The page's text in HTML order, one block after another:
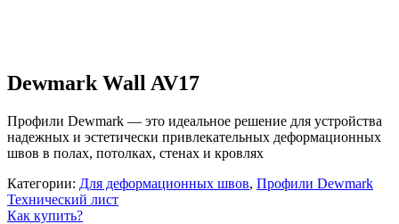
Dewmark Wall AV17
Профили Dewmark — это идеальное решение для устройства
надежных и эстетически привлекательных деформационных
швов в полах, потолках, стенах и кровлях
Категории: Для деформационных швов, Профили Dewmark
Технический лист
Как купить?